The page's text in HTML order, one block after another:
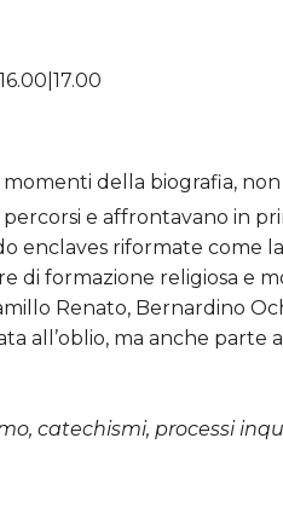
della biografia,
e affrontavano in
enclaves riformate come
di formazione religiosa e
Renato, Bernardino
all’oblio, ma anche
catechismi, processi